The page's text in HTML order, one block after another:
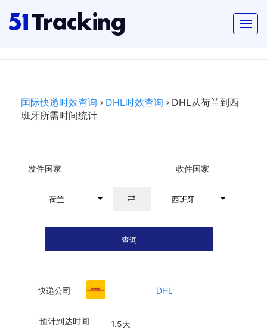
国际快递时效查询 DHL时效查询
DHL从荷兰到西
班牙所需时间统计
发件国家 收件国家
荷兰 西班牙
查询
快递公司 DHL
预计到达时间 1.5天